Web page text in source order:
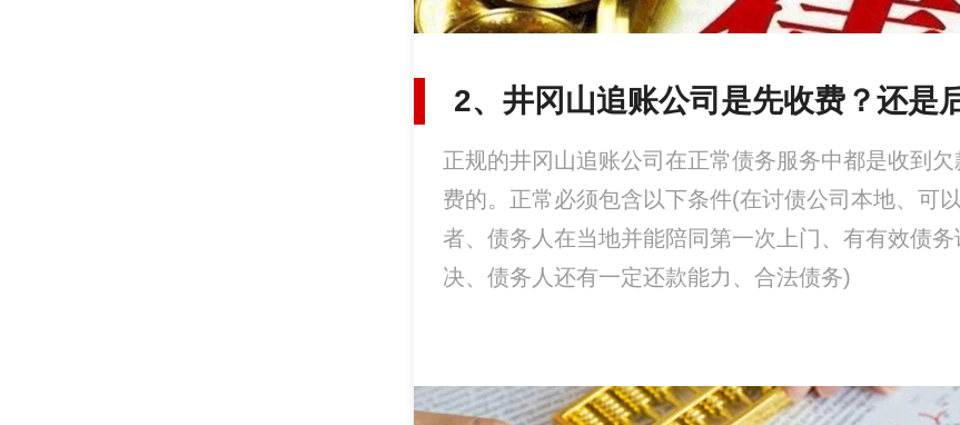
2、井冈山追账公司是先收费？还是
正规的井冈山追账公司在正常债务服务中都是收到欠
费的。正常必须包含以下条件(在讨债公司本地、可
者、债务人在当地并能陪同第一次上门、有有效债务
决、债务人还有一定还款能力、合法债务)